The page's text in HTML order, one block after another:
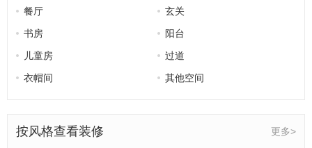
防水施工标准流程：杜绝厨卫漏水后遗症
新房验收核心要点，家装完工验收避坑常识
户型优化装修设计，不同户型避坑改造技巧
【老人房装修】适老装修常识，打造安全宜居养老空间
餐厅
玄关
书房
阳台
儿童房
过道
衣帽间
其他空间
按风格查看装修 更多>